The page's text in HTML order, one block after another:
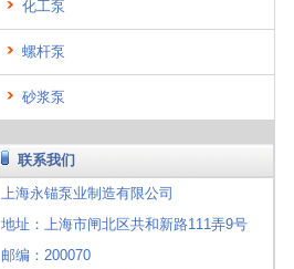
化工泵
螺杆泵
砂浆泵
联系我们
上海永锚泵业制造有限公司
地址：上海市闸北区共和新路111弄9号
邮编：200070